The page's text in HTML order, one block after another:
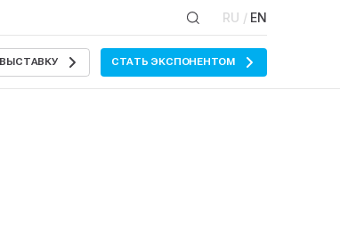
RU / EN
СТАТЬ ЭКСПОНЕНТОМ